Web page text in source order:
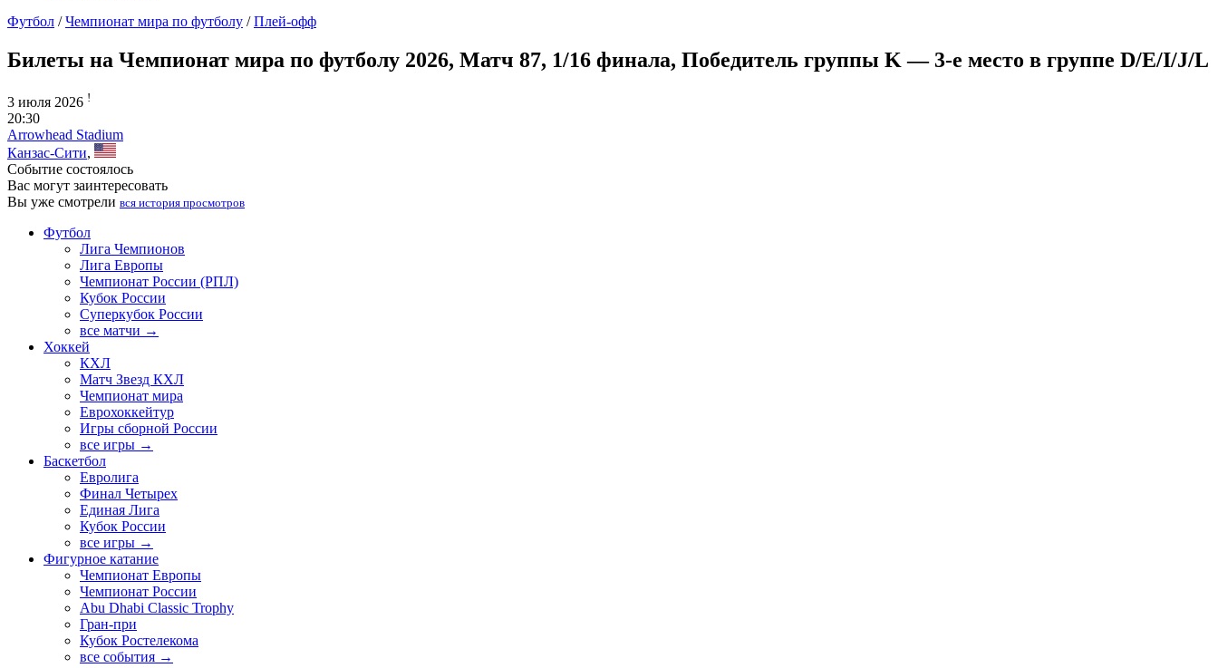
Футбол /Чемпионат мира по футболу /Плей-офф
Билеты на Чемпионат мира по футболу 2026, Матч 87, 1/16 финала, Победитель группы K — 3-е место в группе D/E/I/J/L
3 июля 2026 !
20:30
Arrowhead Stadium
Канзас-Сити,
Событие состоялось
Вас могут заинтересовать
Вы уже смотрели вся история просмотров
Футбол
Лига Чемпионов
Лига Европы
Чемпионат России (РПЛ)
Кубок России
Суперкубок России
все матчи →
Хоккей
КХЛ
Матч Звезд КХЛ
Чемпионат мира
Еврохоккейтур
Игры сборной России
все игры →
Баскетбол
Евролига
Финал Четырех
Единая Лига
Кубок России
все игры →
Фигурное катание
Чемпионат Европы
Чемпионат России
Abu Dhabi Classic Trophy
Гран-при
Кубок Ростелекома
все события →